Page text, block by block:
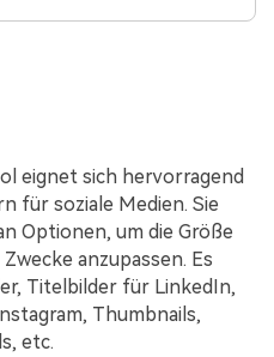
eignet sich hervorragend
für soziale Medien. Sie
Optionen, um die Größe
anzupassen. Es
Titelbilder für LinkedIn,
Thumbnails,
etc.